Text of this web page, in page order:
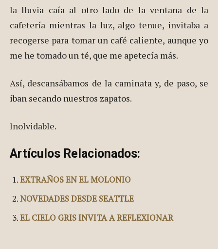
la lluvia caía al otro lado de la ventana de la
cafetería mientras la luz, algo tenue, invitaba a
recogerse para tomar un café caliente, aunque yo
me he tomado un té, que me apetecía más.
Así, descansábamos de la caminata y, de paso, se
iban secando nuestros zapatos.
Inolvidable.
Artículos Relacionados:
EXTRAÑOS EN EL MOLONIO
NOVEDADES DESDE SEATTLE
EL CIELO GRIS INVITA A REFLEXIONAR